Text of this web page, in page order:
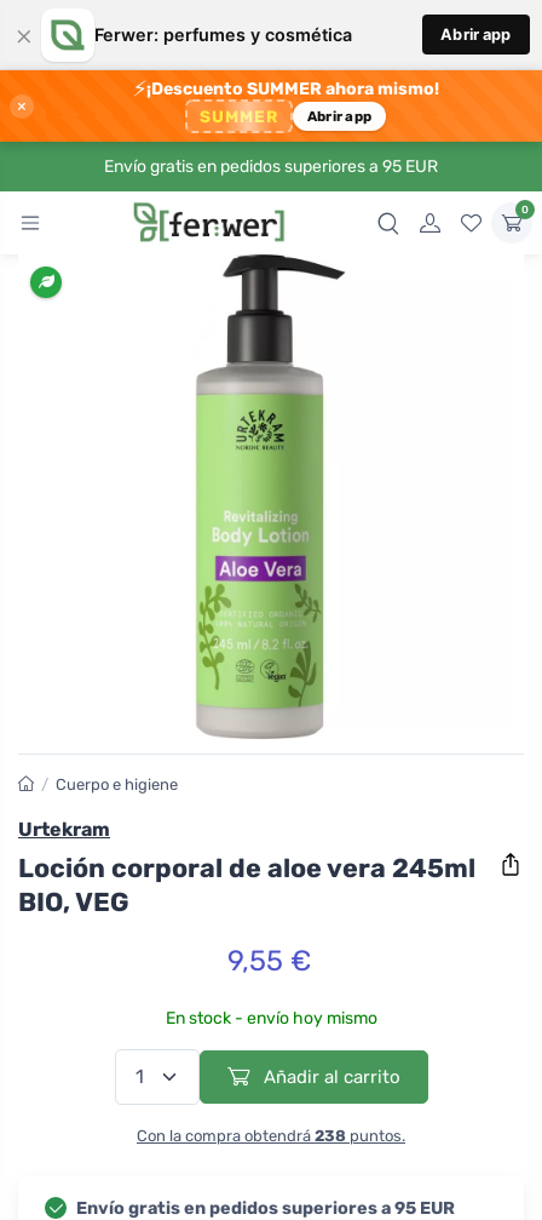
× Ferwer: perfumes y cosmética Abrir app
×
⚡¡Descuento SUMMER ahora mismo!
SUMMER Abrir app
Envío gratis en pedidos superiores a 95 EUR
0
/ Cuerpo e higiene
Urtekram
Loción corporal de aloe vera 245ml
BIO, VEG
9,55 €
En stock - envío hoy mismo
Añadir al carrito
Con la compra obtendrá 238 puntos.
Envío gratis en pedidos superiores a 95 EUR